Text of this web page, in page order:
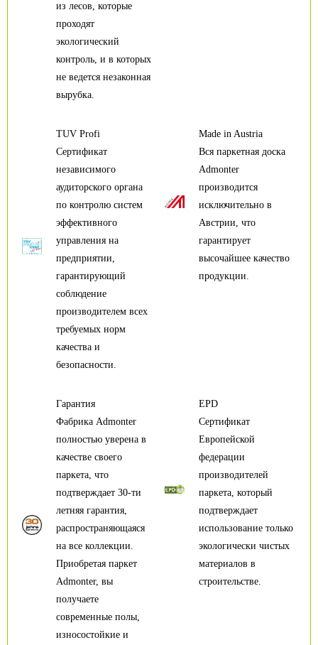
из лесов, которые
проходят
экологический
контроль, и в которых
не ведется незаконная
вырубка.
TUV Profi
Сертификат
независимого
аудиторского органа
по контролю систем
эффективного
управления на
предприятии,
гарантирующий
соблюдение
производителем всех
требуемых норм
качества и
безопасности.
Made in Austria
Вся паркетная доска
Admonter
производится
исключительно в
Австрии, что
гарантирует
высочайшее качество
продукции.
EPD
Сертификат
Европейской
федерации
производителей
паркета, который
подтверждает
использование только
экологически чистых
материалов в
строительстве.
Гарантия
Фабрика Admonter
полностью уверена в
качестве своего
паркета, что
подтверждает 30-ти
летняя гарантия,
распространяющаяся
на все коллекции.
Приобретая паркет
Admonter, вы
получаете
современные полы,
износостойкие и